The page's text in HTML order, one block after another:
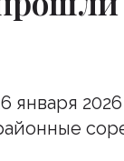
января